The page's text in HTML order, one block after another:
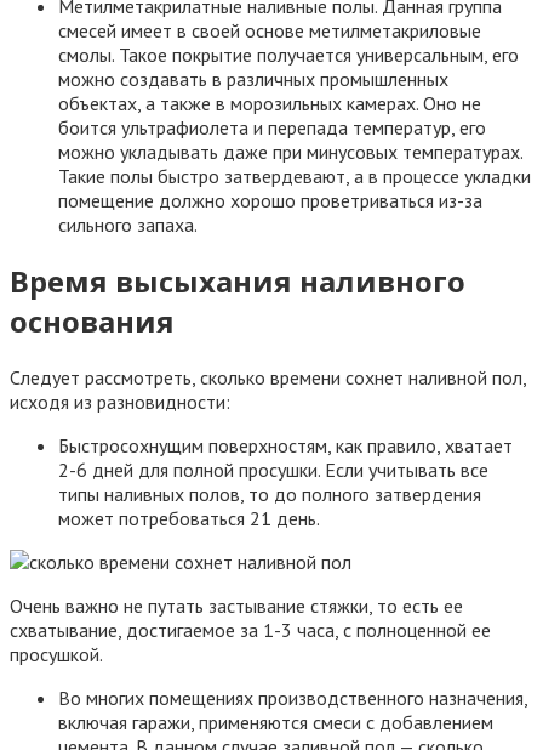
Метилметакрилатные наливные полы. Данная группа
смесей имеет в своей основе метилметакриловые
смолы. Такое покрытие получается универсальным, его
можно создавать в различных промышленных
объектах, а также в морозильных камерах. Оно не
боится ультрафиолета и перепада температур, его
можно укладывать даже при минусовых температурах.
Такие полы быстро затвердевают, а в процессе укладки
помещение должно хорошо проветриваться из-за
сильного запаха.
Время высыхания наливного
основания
Следует рассмотреть, сколько времени сохнет наливной пол,
исходя из разновидности:
Быстросохнущим поверхностям, как правило, хватает
2-6 дней для полной просушки. Если учитывать все
типы наливных полов, то до полного затвердения
может потребоваться 21 день.
Очень важно не путать застывание стяжки, то есть ее
схватывание, достигаемое за 1-3 часа, с полноценной ее
просушкой.
Во многих помещениях производственного назначения,
включая гаражи, применяются смеси с добавлением